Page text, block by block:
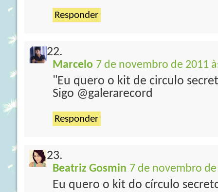
Responder
Marcelo 7 de novembro de 2011
"Eu quero o kit de circulo
Sigo @galerarecord
Responder
Beatriz Gosmin 7 de novembro de
Eu quero o kit do círculo